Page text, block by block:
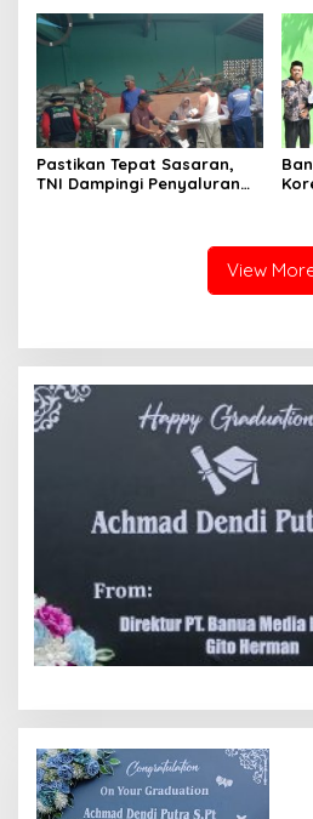
Bangun Madura
Pastikan Tepat Sasaran,
TNI Dampingi Penyaluran
View